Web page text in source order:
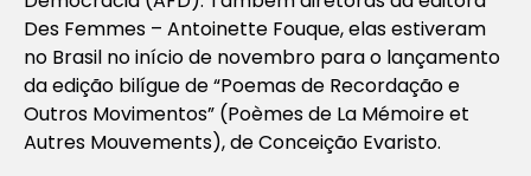
Des Femmes – Antoinette Fouque, elas estiveram
no Brasil no início de novembro para o lançamento
da edição bilígue de “Poemas de Recordação e
Outros Movimentos” (Poèmes de La Mémoire et
Autres Mouvements), de Conceição Evaristo.